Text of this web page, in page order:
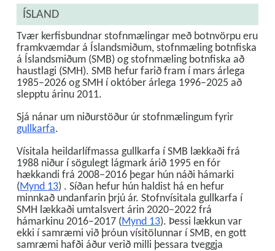
ÍSLAND
Tvær kerfisbundnar stofnmælingar með botnvörpu eru
framkvæmdar á Íslandsmiðum, stofnmæling botnfiska
á Íslandsmiðum (SMB) og stofnmæling botnfiska að
haustlagi (SMH). SMB hefur farið fram í mars árlega
1985–2026 og SMH í október árlega 1996–2025 að
slepptu árinu 2011.
Sjá nánar um niðurstöður úr stofnmælingum fyrir
gullkarfa.
Vísitala heildarlífmassa gullkarfa í SMB lækkaði frá
1988 niður í sögulegt lágmark árið 1995 en fór
hækkandi frá 2008–2016 þegar hún náði hámarki
(Mynd 13) . Síðan hefur hún haldist há en hefur
minnkað undanfarin þrjú ár. Stofnvísitala gullkarfa í
SMH lækkaði umtalsvert árin 2020–2022 frá
hámarkinu 2016–2017 (Mynd 13). Þessi lækkun var
ekki í samræmi við þróun vísitölunnar í SMB, en gott
samræmi hafði áður verið milli þessara tveggja